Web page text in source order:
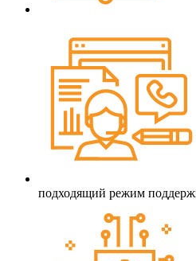
подходящий режим